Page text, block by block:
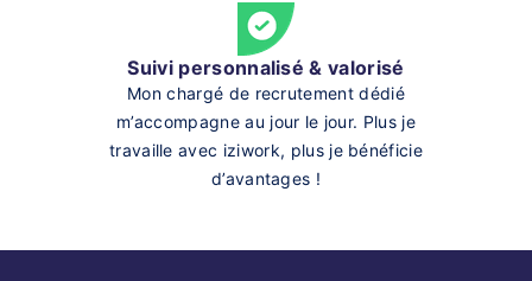
Suivi personnalisé & valorisé
Mon chargé de recrutement dédié
m’accompagne au jour le jour. Plus je
travaille avec iziwork, plus je bénéficie
d’avantages !